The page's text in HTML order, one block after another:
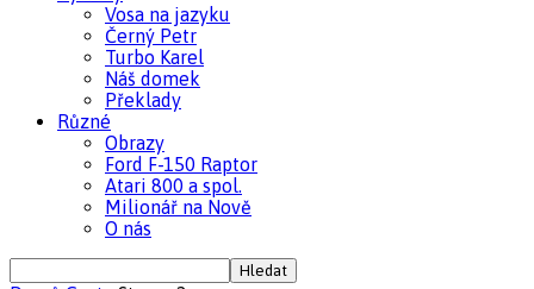
Vosa na jazyku
Černý Petr
Turbo Karel
Náš domek
Překlady
Různé
Obrazy
Ford F-150 Raptor
Atari 800 a spol.
Milionář na Nově
O nás